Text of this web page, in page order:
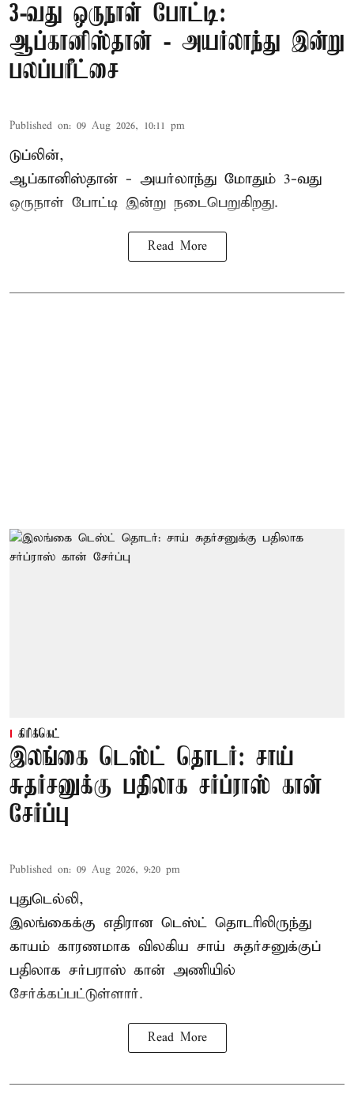
3-வது ஒருநாள் போட்டி:
ஆப்கானிஸ்தான் - அயர்லாந்து இன்று
பலப்பரீட்சை
Published on: 09 Aug 2026, 10:11 pm
டுப்லின்,
ஆப்கானிஸ்தான் - அயர்லாந்து மோதும் 3-வது
ஒருநாள் போட்டி இன்று நடைபெறுகிறது.
Read More
கிரிக்கெட்
இலங்கை டெஸ்ட் தொடர்: சாய்
சுதர்சனுக்கு பதிலாக சர்ப்ராஸ் கான்
சேர்ப்பு
Published on: 09 Aug 2026, 9:20 pm
புதுடெல்லி,
இலங்கைக்கு எதிரான டெஸ்ட் தொடரிலிருந்து
காயம் காரணமாக விலகிய சாய் சுதர்சனுக்குப்
பதிலாக சர்பராஸ் கான் அணியில்
சேர்க்கப்பட்டுள்ளார்.
Read More